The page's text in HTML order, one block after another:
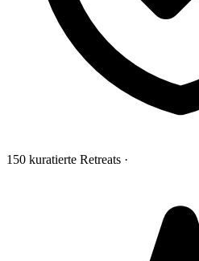
150 kuratierte Retreats ·